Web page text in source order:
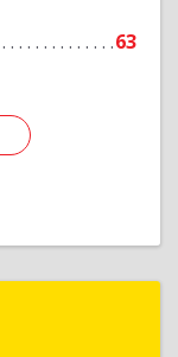
63
Подробнее